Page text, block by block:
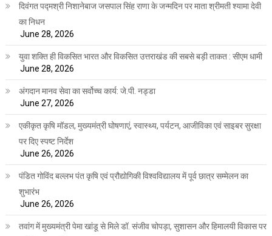
दिवंगत पद्मश्री निशानेबाज जसपाल सिंह राणा के जन्मदिन पर माता श्रीमती श्यामा देवी
का निधन
June 28, 2026
युवा शक्ति ही विकसित भारत और विकसित उत्तराखंड की सबसे बड़ी ताकत : सीएम धामी
June 28, 2026
अंगदान मानव सेवा का सर्वोच्च कार्य: जे.पी. नड्डा
June 27, 2026
एकीकृत कृषि मॉडल, मुख्यमंत्री घोषणाएं, स्वास्थ्य, पर्यटन, आजीविका एवं साइबर सुरक्षा
पर दिए स्पष्ट निर्देश
June 26, 2026
पंडित गोविंद बल्लभ पंत कृषि एवं प्रौद्योगिकी विश्वविद्यालय में पूर्व छात्र सम्मेलन का
शुभारंभ
June 26, 2026
तवांग में मुख्यमंत्री पेमा खांडू से मिले डॉ. संजीव चोपड़ा, सुशासन और हिमालयी विकास पर